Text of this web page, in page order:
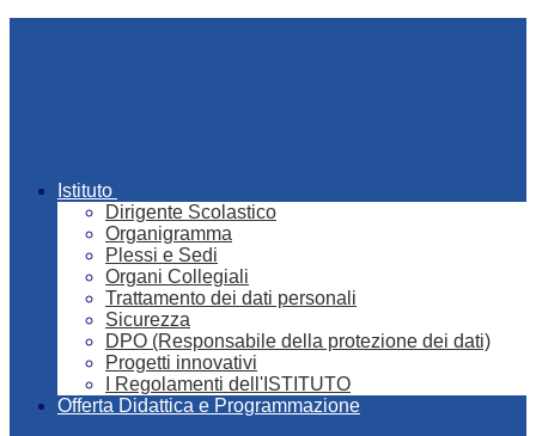
Istituto
Dirigente Scolastico
Organigramma
Plessi e Sedi
Organi Collegiali
Trattamento dei dati personali
Sicurezza
DPO (Responsabile della protezione dei dati)
Progetti innovativi
I Regolamenti dell'ISTITUTO
Offerta Didattica e Programmazione